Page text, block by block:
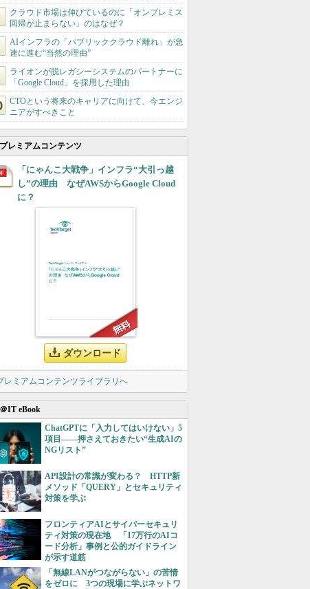
クラウド市場は伸びているのに「オンプレミス
回帰が止まらない」のはなぜ？
AIインフラの「パブリッククラウド離れ」が急
速に進む“当然の理由”
ライオンが脱レガシーシステムのパートナーに
「Google Cloud」を採用した理由
CTOという将来のキャリアに向けて、今エンジ
ニアがすべきこと
プレミアムコンテンツ
「にゃんこ大戦争」インフラ“大引っ越
し”の理由 なぜAWSからGoogle Cloud
に？
ダウンロード
レミアムコンテンツライブラリへ
＠IT eBook
ChatGPTに「入力してはいけない」5
項目――押さえておきたい“生成AIの
NGリスト”
API設計の常識が変わる？ HTTP新
メソッド「QUERY」とセキュリティ
対策を学ぶ
フロンティアAIとサイバーセキュリ
ティ対策の現在地 「17万行のAIコ
ード分析」事例と公的ガイドライン
が示す道筋
「無線LANがつながらない」の苦情
をゼロに 3つの現場に学ぶネットワ